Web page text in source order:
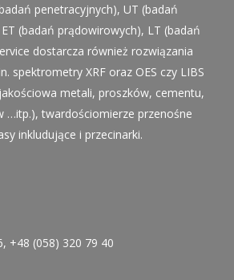
penetracyjnych), UT (badań
(badań prądowirowych), LT (badań
dostarcza również rozwiązania
spektrometry XRF oraz OES czy LIBS
metali, proszków, cementu,
…itp.), twardościomierze przenośne
inkludujące i przecinarki.
+48 (058) 320 79 40